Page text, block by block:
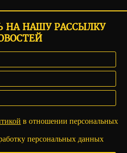
НА НАШУ РАССЫЛКУ
в отношении персональных
персональных данных